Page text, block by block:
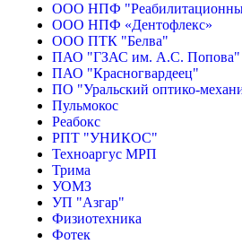
ООО НПФ
ООО НПФ «Дентофлекс»
ООО ПТК "Белва"
ПАО "ГЗАС им. А.С. Попова"
ПАО "Красногвардеец"
ПО "Уральский оптико-
Пульмокос
Реабокс
РПТ "УНИКОС"
Техноаргус МРП
Трима
УОМЗ
УП "Азгар"
Физиотехника
Фотек